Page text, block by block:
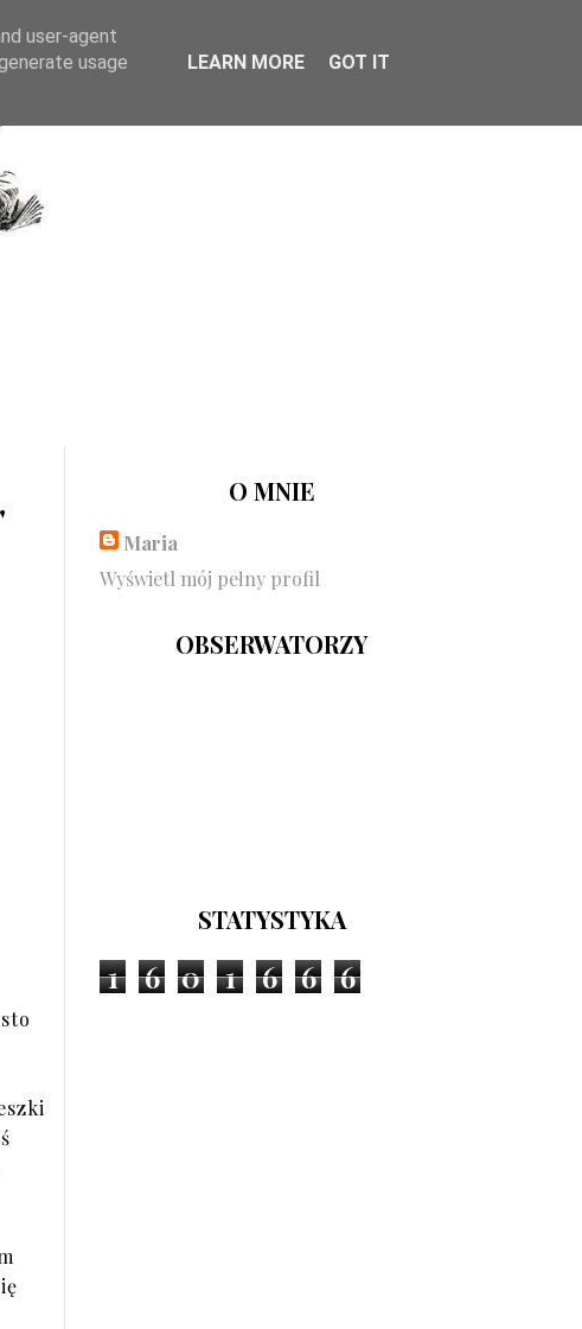
O MNIE
Maria
Wyświetl mój pełny profil
OBSERWATORZY
STATYSTYKA
1 6 0 1 6 6 6
user-agent
usage
LEARN MORE GOT IT